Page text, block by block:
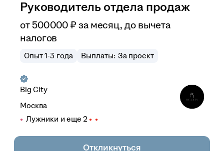
Руководитель отдела продаж
от500 000 ₽ за месяц, до вычета
налогов
Опыт 1-3 года Выплаты: За проект
Big City
Москва
Лужники и еще 2
Откликнуться